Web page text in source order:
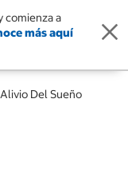
comienza a
más aquí
Alivio Del Sueño